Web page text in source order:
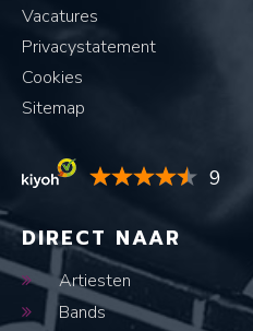
Vacatures
Privacystatement
Cookies
Sitemap
9
DIRECT NAAR
Artiesten
Bands